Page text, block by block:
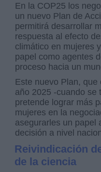
En la COP25 los
un nuevo Plan de
permitirá desarrollar
respuesta al efecto
climático en mujeres
papel como agentes
proceso hacia un
Este nuevo Plan,
año 2025 -cuando se
pretende lograr más
mujeres en la
asegurarles un papel
decisión a nivel
Reivindicación
de la ciencia